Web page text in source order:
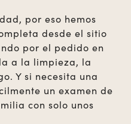
por eso hemos
desde el sitio
por el pedido en
a la limpieza, la
Y si necesita una
un examen de
con solo unos